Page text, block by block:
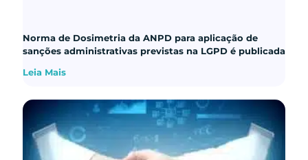
Norma de Dosimetria da ANPD para aplicação de
sanções administrativas previstas na LGPD é publicada
Leia Mais